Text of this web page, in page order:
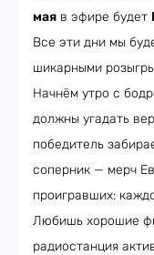
мая в эфире будет
Все эти дни мы
шикарными
Начнём утро с
должны угадать
победитель
соперник — мерч
проигравших:
Любишь хорошие
радиостанция